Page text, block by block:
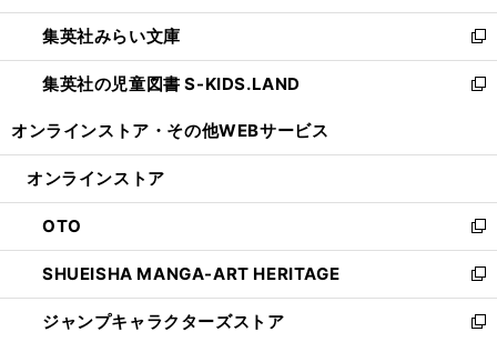
開
く
ウ
で
開
く
ン
ド
ウ
で
ウ
ィ
ン
ド
開
集英社みらい文庫
新
し
い
ン
ウ
で
開
く
集英社の児童図書 S-KIDS.LAND
新
ウ
ン
ド
ウ
で
開
く
オンラインストア・ その他WEBサービス
オンラインストア
OTO
新
し
い
ウ
ィ
SHUEISHA MANGA-ART HERITAGE
新
し
い
ジャンプキャラクターズストア
新